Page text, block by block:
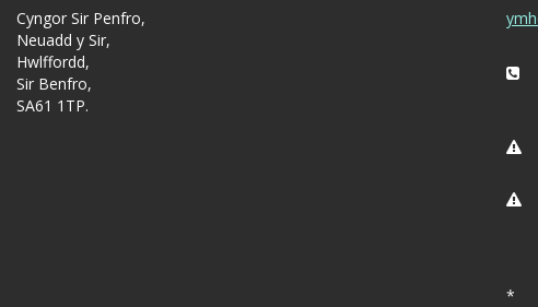
Cyngor Sir Penfro,
Neuadd y Sir,
Hwlffordd,
Sir Benfro,
SA61 1TP.
*